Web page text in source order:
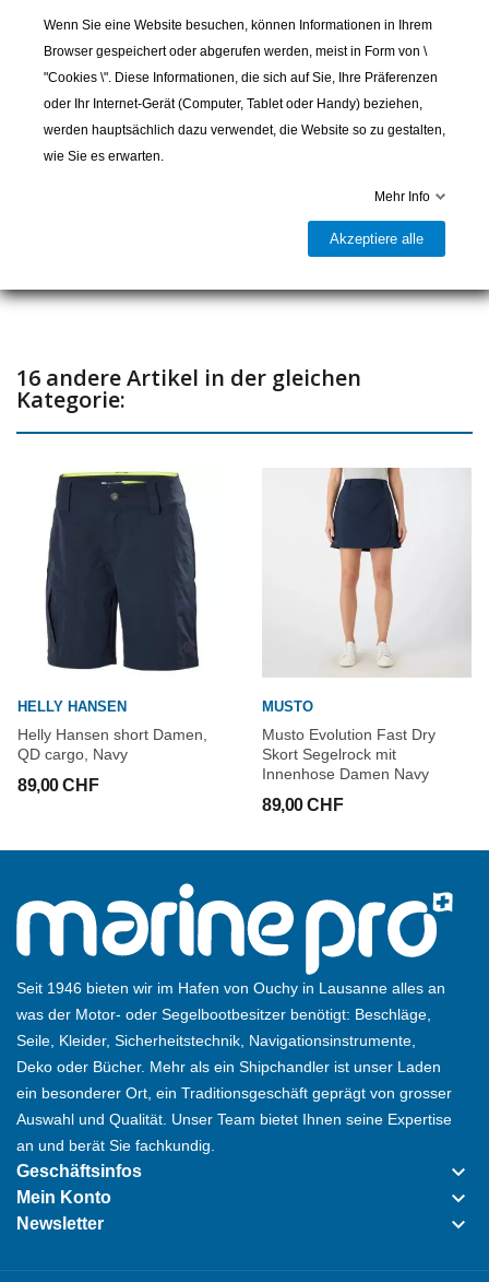
ZUSAMMENSETZUNG
Obermaterial: 61% Baumwolle, 33% Polyamid, 6% Elasthan -
Futter: 86% Polyester (Recycelt), 14% Elasthan
ALLE FUNKTIONEN ERKUNDEN
Oberschenkeltasche
Gürtelschlaufen
Öffnung mit seitlichem Eingriff, YKK-Reißverschluss, doppelter
In den Warenkorb
16 andere Artikel in der gleichen
Kategorie:
HELLY HANSEN
Helly Hansen short Damen,
QD cargo, Navy
89,00 CHF
MUSTO
Musto Evolution Fast Dry
Skort Segelrock mit
Innenhose Damen Navy
89,00 CHF
Seit 1946 bieten wir im Hafen von Ouchy in Lausanne alles an
was der Motor- oder Segelbootbesitzer benötigt: Beschläge,
Seile, Kleider, Sicherheitstechnik, Navigationsinstrumente,
Deko oder Bücher. Mehr als ein Shipchandler ist unser Laden
ein besonderer Ort, ein Traditionsgeschäft geprägt von grosser
Auswahl und Qualität. Unser Team bietet Ihnen seine Expertise
an und berät Sie fachkundig.
Geschäftsinfos keyboard_arrow_down
Mein Konto keyboard_arrow_down
Newsletter keyboard_arrow_down
Wenn Sie eine Website besuchen, können Informationen in Ihrem
Browser gespeichert oder abgerufen werden, meist in Form von \
"Cookies \". Diese Informationen, die sich auf Sie, Ihre Präferenzen
oder Ihr Internet-Gerät (Computer, Tablet oder Handy) beziehen,
werden hauptsächlich dazu verwendet, die Website so zu gestalten,
wie Sie es erwarten.
Mehr Info
Akzeptiere alle